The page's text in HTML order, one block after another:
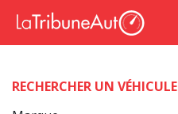
RECHERCHER UN VÉHICULE